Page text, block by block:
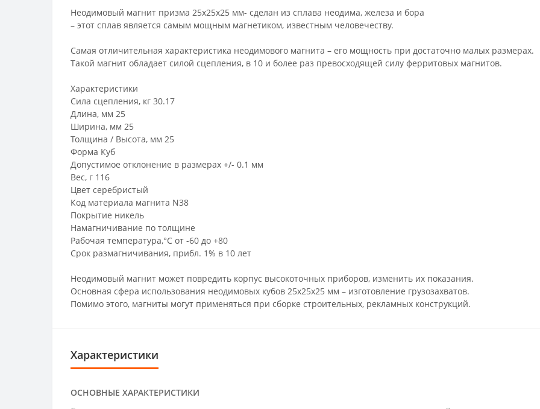
Неодимовый магнит призма 25х25х25 мм- сделан из сплава неодима, железа и бора
– этот сплав является самым мощным магнетиком, известным человечеству.
Самая отличительная характеристика неодимового магнита – его мощность при достаточно малых размерах.
Такой магнит обладает силой сцепления, в 10 и более раз превосходящей силу ферритовых магнитов.
Характеристики
Сила сцепления, кг 30.17
Длина, мм 25
Ширина, мм 25
Толщина / Высота, мм 25
Форма Куб
Допустимое отклонение в размерах +/- 0.1 мм
Вес, г 116
Цвет серебристый
Код материала магнита N38
Покрытие никель
Намагничивание по толщине
Рабочая температура,°C от -60 до +80
Срок размагничивания, прибл. 1% в 10 лет
Неодимовый магнит может повредить корпус высокоточных приборов, изменить их показания.
Основная сфера использования неодимовых кубов 25х25х25 мм – изготовление грузозахватов.
Помимо этого, магниты могут применяться при сборке строительных, рекламных конструкций.
Характеристики
ОСНОВНЫЕ ХАРАКТЕРИСТИКИ